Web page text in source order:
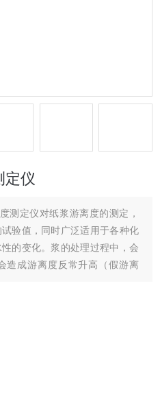
定仪
测定仪对纸浆游离度的测定，
验值，同时广泛适用于各种化
的变化。浆的处理过程中，会
造成游离度反常升高（假游离